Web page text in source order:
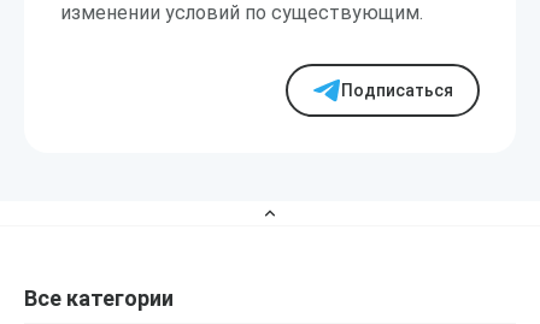
изменении условий по существующим.
Подписаться
Все категории